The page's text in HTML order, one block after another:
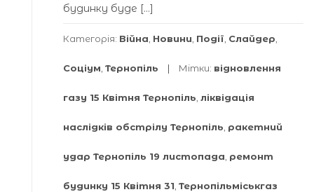
будинку буде […]
Категорія: Війна Новини Події Слайдер
Соціум Тернопіль Мітки: відновлення
газу 15 Квітня Тернопіль ліквідація
наслідків обстрілу Тернопіль ракетний
удар Тернопіль 19 листопада ремонт
будинку 15 Квітня 31 Тернопільміськгаз